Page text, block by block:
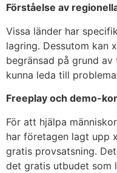
Förståelse av
Vissa länder har
lagring. Dessutom kan
begränsad på grund
kunna leda till
Freeplay och demo-
För att hjälpa
har företagen lagt upp
gratis provsatsning.
det gratis utbudet som